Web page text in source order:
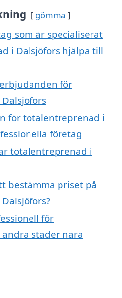
gömma
som är specialiserat
i Dalsjöfors hjälpa till
för
för totalentreprenad i
företag
totalentreprenad i
bestämma priset på
för
städer nära